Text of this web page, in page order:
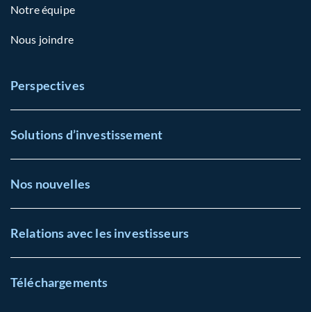
Notre équipe
Nous joindre
Perspectives
Solutions d’investissement
Nos nouvelles
Relations avec les investisseurs
Téléchargements